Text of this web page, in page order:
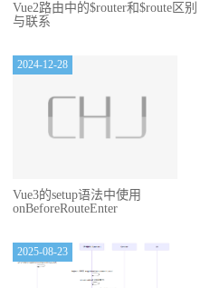
Vue2路由中的$router和$route区别
与联系
Vue3的setup语法中使用
onBeforeRouteEnter
2024-12-28
2025-08-23